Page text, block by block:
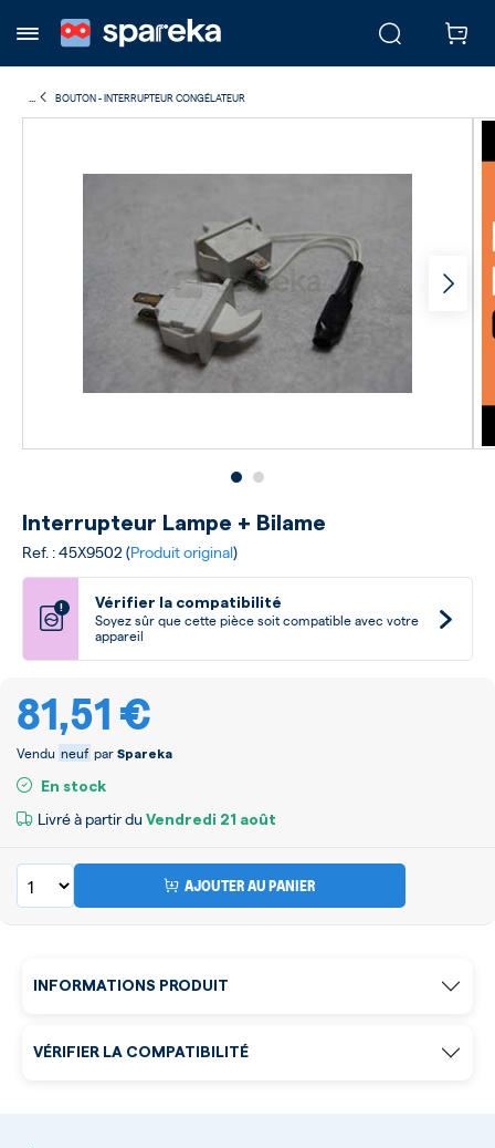
BOUTON - INTERRUPTEUR CONGÉLATEUR
Interrupteur Lampe + Bilame
Ref. : 45X9502 (Produit original)
! Vérifier la compatibilité
Soyez sûr que cette pièce soit compatible avec votre
appareil
81,51 €
Vendu neuf par Spareka
En stock
Livré à partir du Vendredi 21 août
AJOUTER AU PANIER
INFORMATIONS PRODUIT
VÉRIFIER LA COMPATIBILITÉ